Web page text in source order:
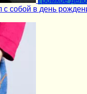
с собой в день